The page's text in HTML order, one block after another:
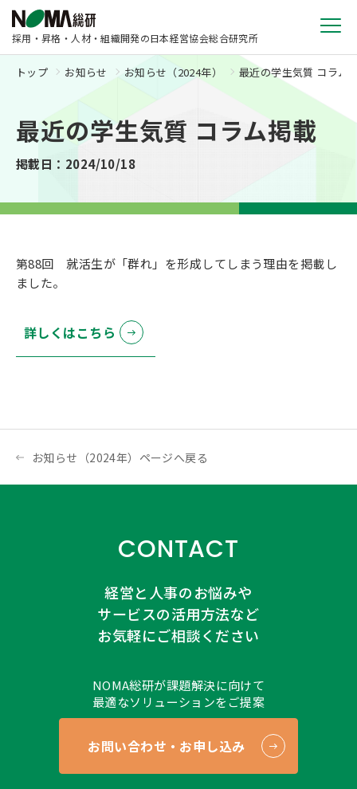
採用・昇格・人材・組織開発の日本経営協会総合研究所
トップ お知らせ お知らせ（2024年） 最近の学生気質 コラム
最近の学生気質 コラム掲載
掲載日：2024/10/18
第88回 就活生が「群れ」を形成してしまう理由を掲載し
ました。
詳しくはこちら
お知らせ（2024年）ページへ戻る
CONTACT
経営と人事のお悩みや
サービスの活用方法など
お気軽にご相談ください
NOMA総研が課題解決に向けて
最適なソリューションをご提案
お問い合わせ・お申し込み